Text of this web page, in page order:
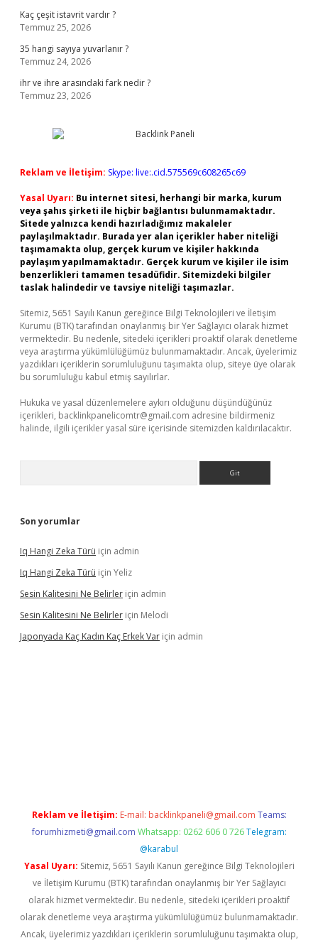
Kaç çeşit istavrit vardır ?
Temmuz 25, 2026
35 hangi sayıya yuvarlanır ?
Temmuz 24, 2026
ihr ve ihre arasındaki fark nedir ?
Temmuz 23, 2026
Reklam ve İletişim: Skype: live:.cid.575569c608265c69
Yasal Uyarı: Bu internet sitesi, herhangi bir marka, kurum
veya şahıs şirketi ile hiçbir bağlantısı bulunmamaktadır.
Sitede yalnızca kendi hazırladığımız makaleler
paylaşılmaktadır. Burada yer alan içerikler haber niteliği
taşımamakta olup, gerçek kurum ve kişiler hakkında
paylaşım yapılmamaktadır. Gerçek kurum ve kişiler ile isim
benzerlikleri tamamen tesadüfidir. Sitemizdeki bilgiler
taslak halindedir ve tavsiye niteliği taşımazlar.
Sitemiz, 5651 Sayılı Kanun gereğince Bilgi Teknolojileri ve İletişim
Kurumu (BTK) tarafından onaylanmış bir Yer Sağlayıcı olarak hizmet
vermektedir. Bu nedenle, sitedeki içerikleri proaktif olarak denetleme
veya araştırma yükümlülüğümüz bulunmamaktadır. Ancak, üyelerimiz
yazdıkları içeriklerin sorumluluğunu taşımakta olup, siteye üye olarak
bu sorumluluğu kabul etmiş sayılırlar.
Hukuka ve yasal düzenlemelere aykırı olduğunu düşündüğünüz
içerikleri, backlinkpanelicomtr@gmail.com adresine bildirmeniz
halinde, ilgili içerikler yasal süre içerisinde sitemizden kaldırılacaktır.
Son yorumlar
Iq Hangi Zeka Türü için admin
Iq Hangi Zeka Türü için Yeliz
Sesin Kalitesini Ne Belirler için admin
Sesin Kalitesini Ne Belirler için Melodi
Japonyada Kaç Kadın Kaç Erkek Var için admin
Reklam ve İletişim: E-mail: backlinkpaneli@gmail.com Teams:
forumhizmeti@gmail.com Whatsapp: 0262 606 0 726 Telegram:
@karabul
Yasal Uyarı: Sitemiz, 5651 Sayılı Kanun gereğince Bilgi Teknolojileri
ve İletişim Kurumu (BTK) tarafından onaylanmış bir Yer Sağlayıcı
olarak hizmet vermektedir. Bu nedenle, sitedeki içerikleri proaktif
olarak denetleme veya araştırma yükümlülüğümüz bulunmamaktadır.
Ancak, üyelerimiz yazdıkları içeriklerin sorumluluğunu taşımakta olup,